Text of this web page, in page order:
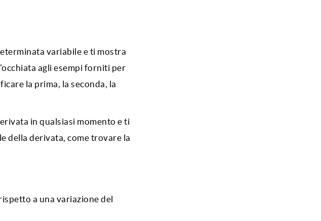
variabile e ti mostra
agli esempi forniti per
la prima, la seconda, la
in qualsiasi momento e ti
della derivata, come trovare la
a una variazione del